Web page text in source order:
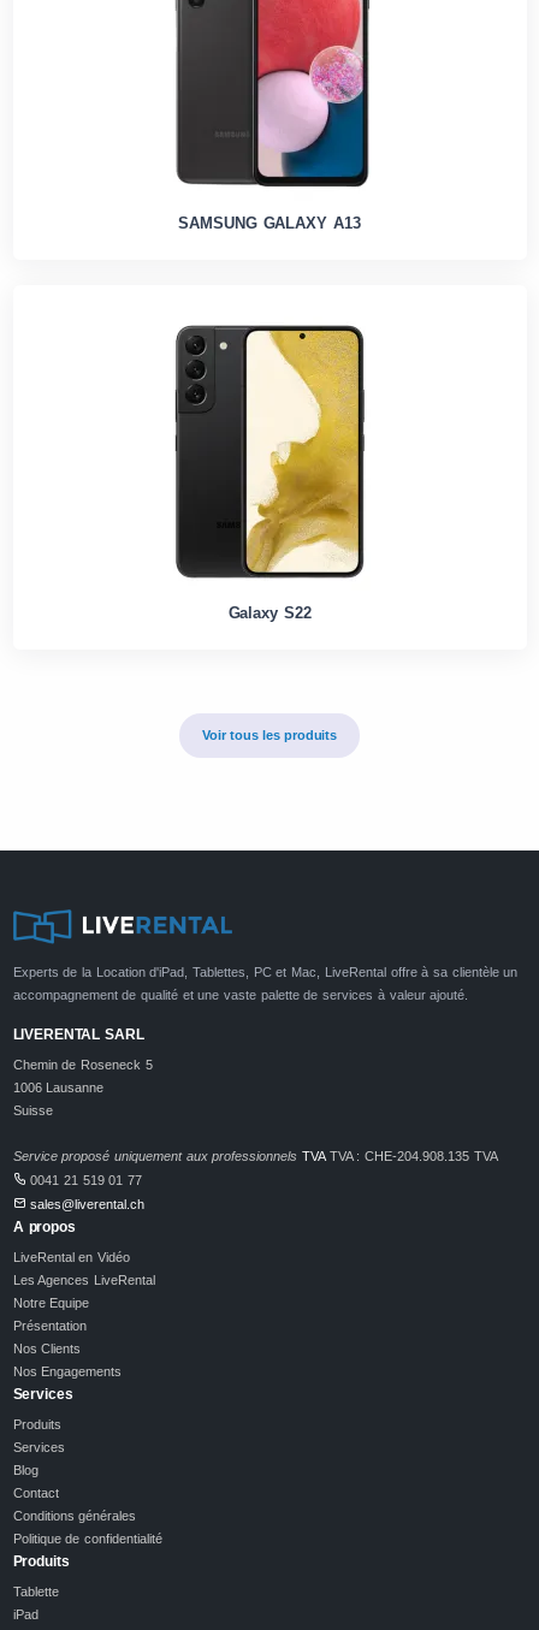
SAMSUNG GALAXY A13
Galaxy S22
Voir tous les produits
Experts de la Location d'iPad, Tablettes, PC et Mac, LiveRental offre à sa clientèle un
accompagnement de qualité et une vaste palette de services à valeur ajouté.
LIVERENTAL SARL
Chemin de Roseneck 5
1006 Lausanne
Suisse
Service proposé uniquement aux professionnels TVATVA : CHE-204.908.135 TVA
0041 21 519 01 77
sales@liverental.ch
A propos
LiveRental en Vidéo
Les Agences LiveRental
Notre Equipe
Présentation
Nos Clients
Nos Engagements
Services
Produits
Services
Blog
Contact
Conditions générales
Politique de confidentialité
Produits
Tablette
iPad